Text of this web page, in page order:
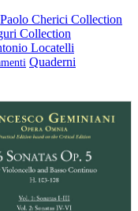
Paolo Cherici Collection
Collection
Locatelli
Quaderni